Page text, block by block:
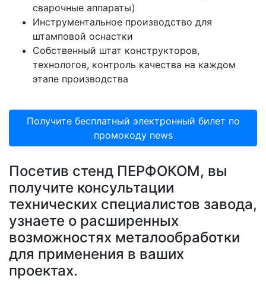
сварочные аппараты)
Инструментальное производство для
штамповой оснастки
Собственный штат конструкторов,
технологов, контроль качества на каждом
этапе производства
Получите бесплатный электронный билет по
промокоду news
Посетив стенд ПЕРФОКОМ, вы
получите консультации
технических специалистов завода,
узнаете о расширенных
возможностях металообработки
для применения в ваших
проектах.